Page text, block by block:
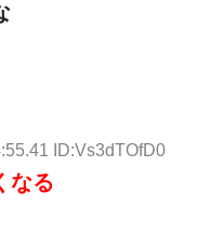
ID:Vs3dTOfD0
なる